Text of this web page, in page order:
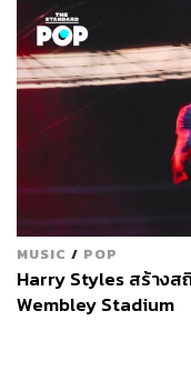
MUSIC / POP
Harry Styles สร้างส
Wembley Stadium